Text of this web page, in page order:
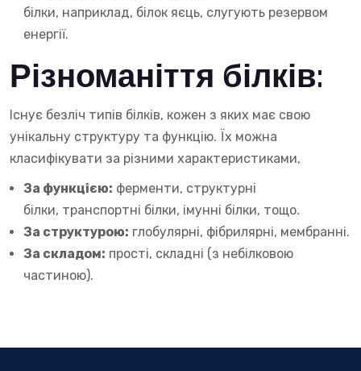
білки, наприклад, білок яєць, слугують резервом
енергії.
Різноманіття білків:
Існує безліч типів білків, кожен з яких має свою
унікальну структуру та функцію. Їх можна
класифікувати за різними характеристиками,
За функцією: ферменти, структурні
білки, транспортні білки, імунні білки, тощо.
За структурою: глобулярні, фібрилярні, мембранні.
За складом: прості, складні (з небілковою
частиною).